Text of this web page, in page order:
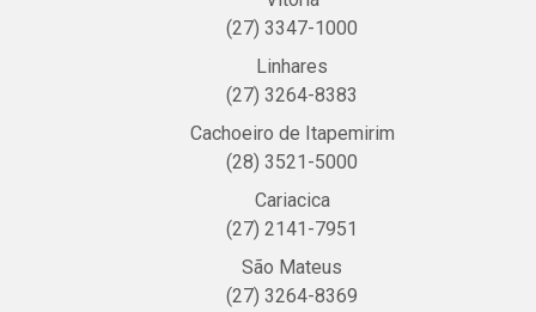
(27) 3347-1000
Linhares
(27) 3264-8383
Cachoeiro de Itapemirim
(28) 3521-5000
Cariacica
(27) 2141-7951
São Mateus
(27) 3264-8369